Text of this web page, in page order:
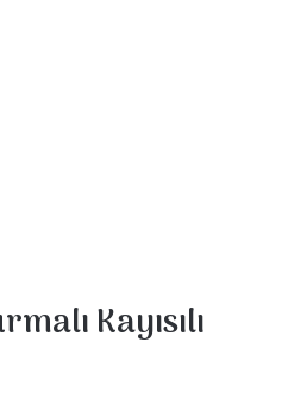
Kayısılı